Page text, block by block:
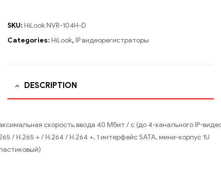
SKU: HiLook NVR-104H-D
Categories: HiLook, IP видеорегистраторы
DESCRIPTION
скорость ввода 40 Мбит / с (до 4-канального IP-
/ H.265 + / H.264 / H.264 +, 1 интерфейс SATA, мини-корпус 1U